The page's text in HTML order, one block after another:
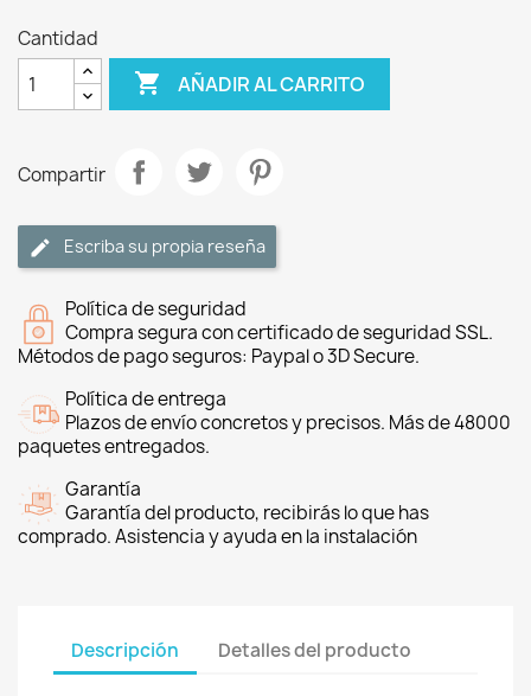
Cantidad
 AÑADIR AL CARRITO
Compartir
Escriba su propia reseña
Política de seguridad
Compra segura con certificado de seguridad SSL.
Métodos de pago seguros: Paypal o 3D Secure.
Política de entrega
Plazos de envío concretos y precisos. Más de 48000
paquetes entregados.
Garantía
Garantía del producto, recibirás lo que has
comprado. Asistencia y ayuda en la instalación
Descripción Detalles del producto